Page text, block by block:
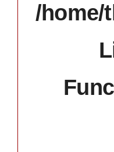
/home/